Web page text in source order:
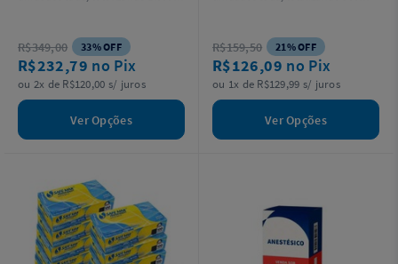
R$349,00 33% OFF
R$232,79 no Pix
ou 2x de R$120,00 s/ juros
Ver Opções
R$159,50 21% OFF
R$126,09 no Pix
ou 1x de R$129,99 s/ juros
Ver Opções